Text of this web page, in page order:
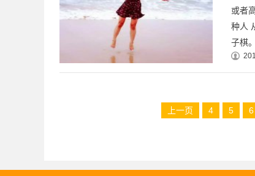
或者
种人
子棋
上一页 4 5 6